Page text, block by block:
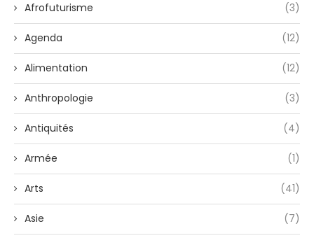
Afrofuturisme (3)
Agenda (12)
Alimentation (12)
Anthropologie (3)
Antiquités (4)
Armée (1)
Arts (41)
Asie (7)